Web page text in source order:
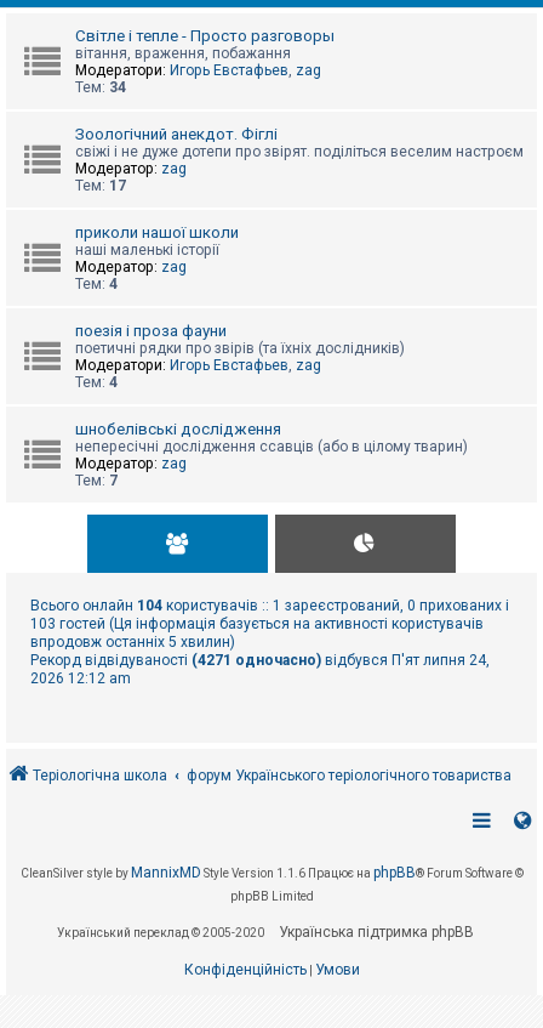
Світле і тепле - Просто разговоры
вітання, враження, побажання
Модератори: Игорь Евстафьев, zag
Тем: 34
Зоологічний анекдот. Фіглі
свіжі і не дуже дотепи про звірят. поділіться веселим настроєм
Модератор: zag
Тем: 17
приколи нашої школи
наші маленькі історії
Модератор: zag
Тем: 4
поезія і проза фауни
поетичні рядки про звірів (та їхніх дослідників)
Модератори: Игорь Евстафьев, zag
Тем: 4
шнобелівські дослідження
непересічні дослідження ссавців (або в цілому тварин)
Модератор: zag
Тем: 7
Всього онлайн 104 користувачів :: 1 зареєстрований, 0 прихованих і
103 гостей (Ця інформація базується на активності користувачів
впродовж останніх 5 хвилин)
Рекорд відвідуваності (4271 одночасно) відбувся П'ят липня 24,
2026 12:12 am
Теріологічна школа форум Українського теріологічного товариства
CleanSilver style by MannixMD Style Version 1.1.6 Працює на phpBB® Forum Software ©
phpBB Limited
Український переклад © 2005-2020 Українська підтримка phpBB
Конфіденційність| Умови